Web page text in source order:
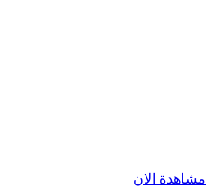
مشاهدة الان